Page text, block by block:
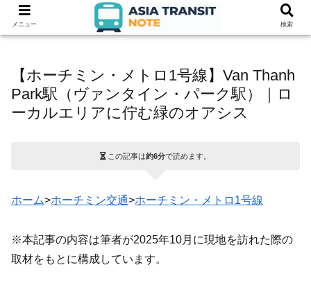
【ホーチミン・メトロ1号線】Van Thanh
Park駅（ヴァンタイン・パーク駅）｜ロ
ーカルエリアに佇む緑のオアシス
この記事は約6分で読めます。
ホーム>ホーチミン交通>ホーチミン・メトロ1号線
※本記事の内容は筆者が2025年10月に現地を訪れた際の
取材をもとに構成しています。
メニュー 検索